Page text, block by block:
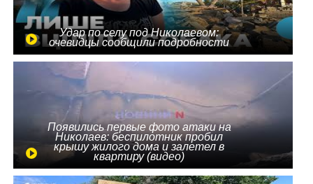
Удар по селу под Николаевом:
очевидцы сообщили подробности
Появились первые фото атаки на
Николаев: беспилотник пробил
крышу жилого дома и залетел в
квартиру (видео)